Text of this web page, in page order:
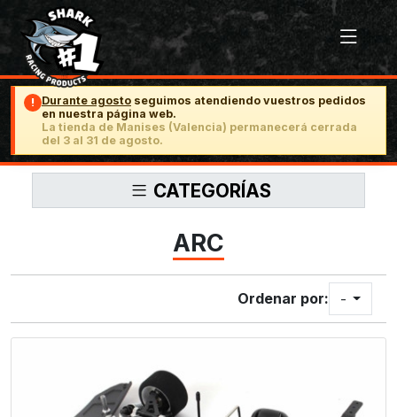
! Durante agosto seguimos atendiendo vuestros pedidos
en nuestra página web.
La tienda de Manises (Valencia) permanecerá cerrada
del 3 al 31 de agosto.
CATEGORÍAS
ARC
Ordenar por: -